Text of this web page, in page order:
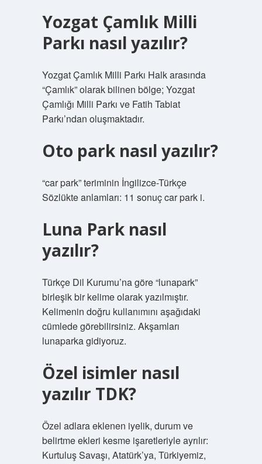
Yozgat Çamlık Milli
Parkı nasıl yazılır?
Yozgat Çamlık Milli Parkı Halk arasında
“Çamlık” olarak bilinen bölge; Yozgat
Çamlığı Milli Parkı ve Fatih Tabiat
Parkı’ndan oluşmaktadır.
Oto park nasıl yazılır?
“car park” teriminin İngilizce-Türkçe
Sözlükte anlamları: 11 sonuç car park i.
Luna Park nasıl
yazılır?
Türkçe Dil Kurumu’na göre “lunapark”
birleşik bir kelime olarak yazılmıştır.
Kelimenin doğru kullanımını aşağıdaki
cümlede görebilirsiniz. Akşamları
lunaparka gidiyoruz.
Özel isimler nasıl
yazılır TDK?
Özel adlara eklenen iyelik, durum ve
belirtme ekleri kesme işaretleriyle ayrılır:
Kurtuluş Savaşı, Atatürk’ya, Türkiyemiz,